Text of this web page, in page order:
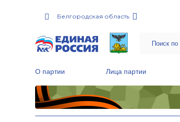
Белгородская область
О партии Лица партии